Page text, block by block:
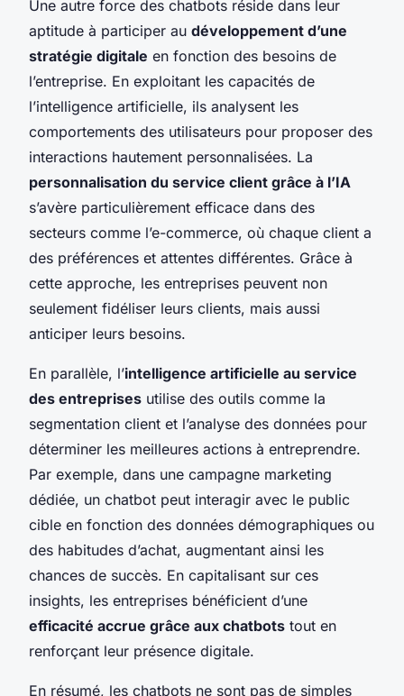
Une autre force des chatbots réside dans leur
aptitude à participer au développement d’une
stratégie digitale en fonction des besoins de
l’entreprise. En exploitant les capacités de
l’intelligence artificielle, ils analysent les
comportements des utilisateurs pour proposer des
interactions hautement personnalisées. La
personnalisation du service client grâce à l’IA
s’avère particulièrement efficace dans des
secteurs comme l’e-commerce, où chaque client a
des préférences et attentes différentes. Grâce à
cette approche, les entreprises peuvent non
seulement fidéliser leurs clients, mais aussi
anticiper leurs besoins.
En parallèle, l’intelligence artificielle au service
des entreprises utilise des outils comme la
segmentation client et l’analyse des données pour
déterminer les meilleures actions à entreprendre.
Par exemple, dans une campagne marketing
dédiée, un chatbot peut interagir avec le public
cible en fonction des données démographiques ou
des habitudes d’achat, augmentant ainsi les
chances de succès. En capitalisant sur ces
insights, les entreprises bénéficient d’une
efficacité accrue grâce aux chatbots tout en
renforçant leur présence digitale.
En résumé, les chatbots ne sont pas de simples